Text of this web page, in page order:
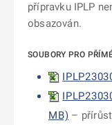
přípravku IPLP
obsazován.
SOUBORY PRO
MB) –